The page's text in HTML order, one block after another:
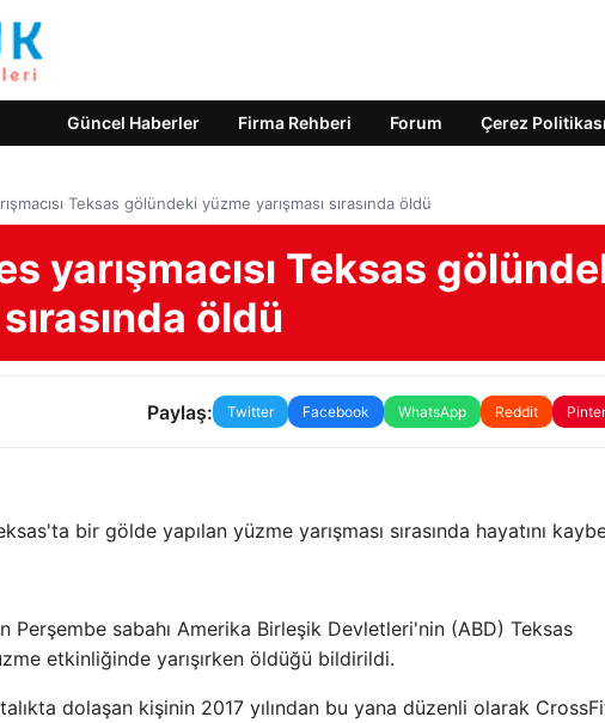
Güncel Haberler Firma Rehberi Forum Çerez Politikası
Teksas gölündeki yüzme yarışması sırasında öldü
yarışmacısı Teksas
öldü
Paylaş: Twitter Facebook WhatsApp Reddit
bir gölde yapılan yüzme yarışması sırasında hayatını
Perşembe sabahı Amerika Birleşik Devletleri'nin (ABD) Teksas
etkinliğinde yarışırken öldüğü bildirildi.
dolaşan kişinin 2017 yılından bu yana düzenli olarak